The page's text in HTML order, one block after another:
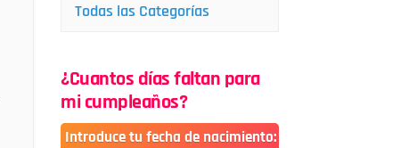
Todas las Categorías
¿Cuantos días faltan para
mi cumpleaños?
Introduce tu fecha de nacimiento: